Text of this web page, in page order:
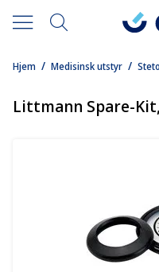
/
Hjem /
Medisinsk utstyr
Littmann Spare-Kit,